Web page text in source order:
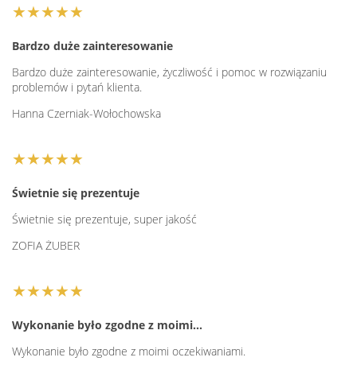
★★★★★
Bardzo duże zainteresowanie
Bardzo duże zainteresowanie, życzliwość i pomoc w rozwiązaniu
problemów i pytań klienta.
Hanna Czerniak-Wołochowska
★★★★★
Świetnie się prezentuje
Świetnie się prezentuje, super jakość
ZOFIA ŻUBER
★★★★★
Wykonanie było zgodne z moimi…
Wykonanie było zgodne z moimi oczekiwaniami.